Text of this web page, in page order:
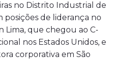
no Distrito Industrial de
posições de liderança no
Lima, que chegou ao C-
nos Estados Unidos, e
corporativa em São